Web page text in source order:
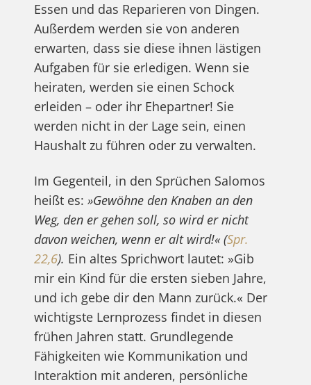
Essen und das Reparieren von Dingen.
Außerdem werden sie von anderen
erwarten, dass sie diese ihnen lästigen
Aufgaben für sie erledigen. Wenn sie
heiraten, werden sie einen Schock
erleiden – oder ihr Ehepartner! Sie
werden nicht in der Lage sein, einen
Haushalt zu führen oder zu verwalten.
Im Gegenteil, in den Sprüchen Salomos
heißt es: »Gewöhne den Knaben an den
Weg, den er gehen soll, so wird er nicht
davon weichen, wenn er alt wird!« (Spr.
22,6). Ein altes Sprichwort lautet: »Gib
mir ein Kind für die ersten sieben Jahre,
und ich gebe dir den Mann zurück.« Der
wichtigste Lernprozess findet in diesen
frühen Jahren statt. Grundlegende
Fähigkeiten wie Kommunikation und
Interaktion mit anderen, persönliche